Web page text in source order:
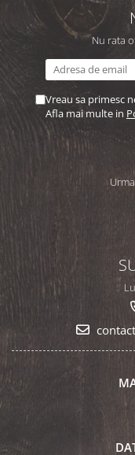
Nu rata
Vreau sa primesc
Afla mai multe in